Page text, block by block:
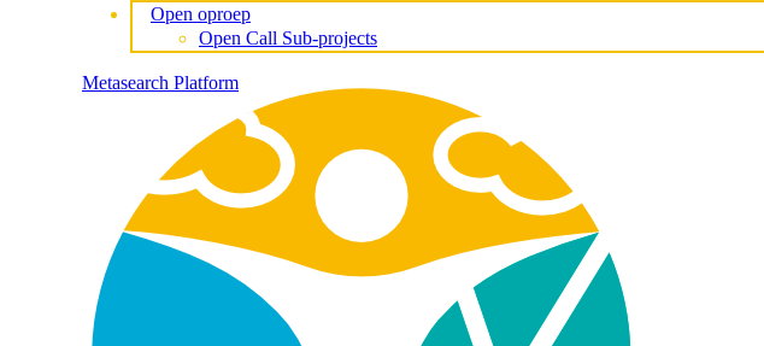
Open oproep
Open Call Sub-projects
Metasearch Platform